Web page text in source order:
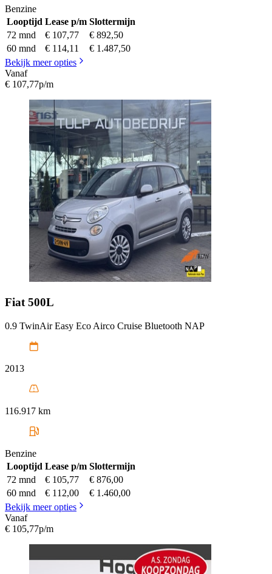
Benzine
Looptijd Lease p/m Slottermijn
72 mnd
€ 107,77
€ 892,50
60 mnd
€ 114,11
€ 1.487,50
Bekijk meer opties
Vanaf
€ 107,77p/m
Fiat 500L
0.9 TwinAir Easy Eco Airco Cruise Bluetooth NAP
2013
116.917 km
Benzine
Looptijd Lease p/m Slottermijn
72 mnd
€ 105,77
€ 876,00
60 mnd
€ 112,00
€ 1.460,00
Bekijk meer opties
Vanaf
€ 105,77p/m